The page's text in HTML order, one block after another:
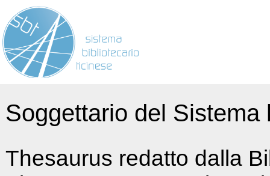
Soggettario del
Thesaurus redatto dalla